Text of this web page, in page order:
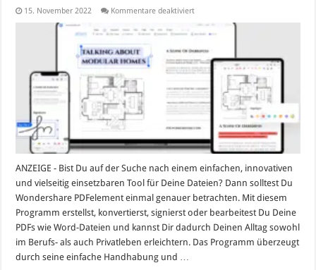
15. November 2022 Kommentare deaktiviertfür
PDFs
wie
bearbeiten
ANZEIGE - Bist Du auf der Suche nach einem einfachen, innovativen
und vielseitig einsetzbaren Tool für Deine Dateien? Dann solltest Du
Wondershare PDFelement einmal genauer betrachten. Mit diesem
Programm erstellst, konvertierst, signierst oder bearbeitest Du Deine
PDFs wie Word-Dateien und kannst Dir dadurch Deinen Alltag sowohl
im Berufs- als auch Privatleben erleichtern. Das Programm überzeugt
durch seine einfache Handhabung und …